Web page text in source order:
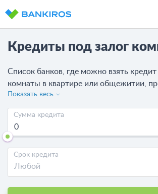
Кредиты под залог
Список банков, где можно взять кредит
комнаты в квартире или общежитии,
сегодня - 189 от 121 банков. Сравните
оставьте онлайн-заявку на кредитна
ответ от банка в кратчайшие сроки.
Показать весь
Сумма кредита
Срок кредита
Любой